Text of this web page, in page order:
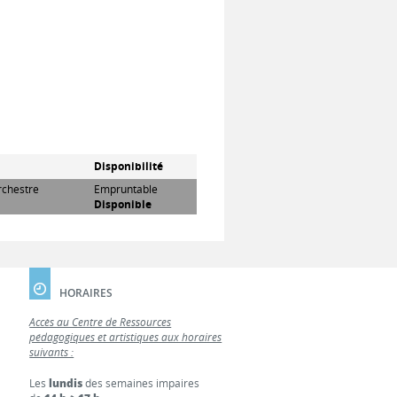
Disponibilité
Empruntable
Disponible
HORAIRES
Accès au Centre de Ressources
pédagogiques et artistiques aux horaires
suivants :
Leslundisdes semaines impaires